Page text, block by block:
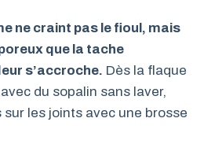
ne craint pas le fioul, mais
que la tache
s’accroche. Dès la flaque
du sopalin sans laver,
les joints avec une brosse